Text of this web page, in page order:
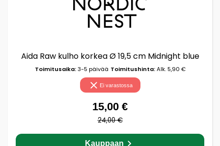
Aida Raw kulho korkea Ø 19,5 cm Midnight blue
Toimitusaika:3-5 päivää Toimitushinta:Alk. 5,90 €
Ei varastossa
15,00 €
24,00 €
Kauppaan